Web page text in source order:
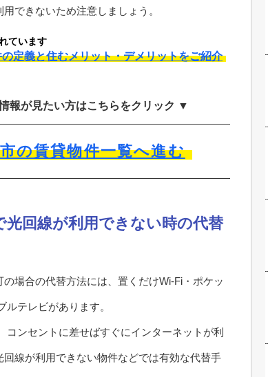
できないため注意しましょう。
ています
定義と住むメリット・デメリットをご紹介
報が見たい方はこちらをクリック ▼
の賃貸物件一覧へ進む
光回線が利用できない時の代替
場合の代替方法には、置くだけWi-Fi・ポケッ
ルテレビがあります。
コンセントに差せばすぐにインターネットが利
回線が利用できない物件などでは有効な代替手